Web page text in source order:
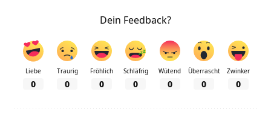
Dein Feedback?
Liebe
0
Traurig
0
Fröhlich
0
Schläfrig
0
Wütend
0
Überrascht
0
Zwinker
0